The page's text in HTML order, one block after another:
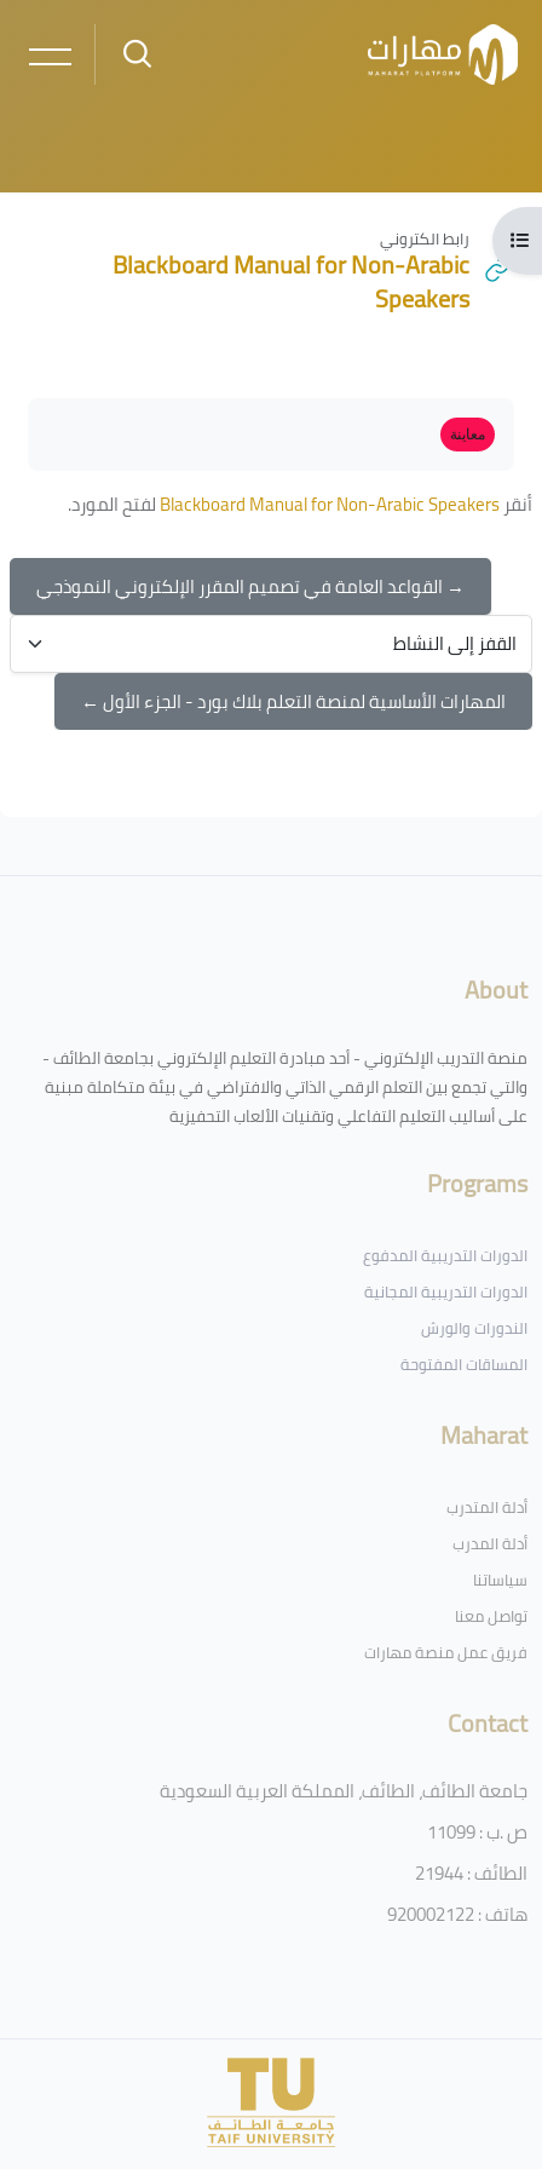
تخطى إلى المحتوى الرئيسي
رابط الكتروني
Blackboard Manual for Non-Arabic
Speakers
فتح فهرس المقرر
الكتل
متطلبات الإكمال
معاينة
أنقرBlackboard Manual for Non-Arabic Speakersلفتح المورد.
→ القواعد العامة في تصميم المقرر الإلكتروني النموذجي
القفز إلى النشاط
المهارات الأساسية لمنصة التعلم بلاك بورد - الجزء الأول ←
About
منصة التدريب الإلكتروني - أحد مبادرة التعليم الإلكتروني بجامعة الطائف -
والتي تجمع بين التعلم الرقمي الذاتي والافتراضي في بيئة متكاملة مبنية
على أساليب التعليم التفاعلي وتقنيات الألعاب التحفيزية
Programs
الدورات التدريبية المدفوع
الدورات التدريبية المجانية
الندورات والورش
المساقات المفتوحة
Maharat
أدلة المتدرب
أدلة المدرب
سياساتنا
تواصل معنا
فريق عمل منصة مهارات
Contact
جامعة الطائف، الطائف، المملكة العربية السعودية
ص .ب : 11099
الطائف : 21944
هاتف : 920002122